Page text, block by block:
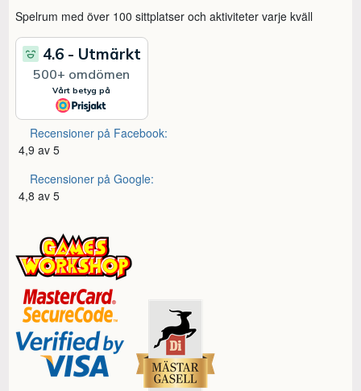
Spelrum med över 100 sittplatser och aktiviteter varje kväll
Recensioner på Facebook:
4,9 av 5
Recensioner på Google:
4,8 av 5